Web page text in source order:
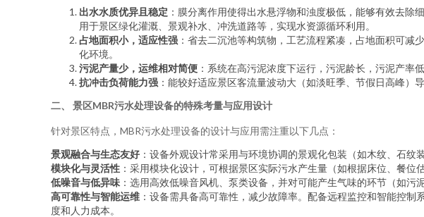
出水水质优异且稳定 ：膜分离作用使得出水悬浮物和浊度极低，能够有效去
用于景区绿化灌溉、景观补水、冲洗道路等，实现水资源循环利用。
占地面积小，适应性强 ：省去二沉池等构筑物，工艺流程紧凑，占地面积可
化环境。
污泥产量少，运维相对简便 ：系统在高污泥浓度下运行，污泥龄长，污泥产率
抗冲击负荷能力强 ：能较好适应景区客流量波动大（如淡旺季、节假日高峰）
二、 景区MBR污水处理设备的特殊考量与应用设计
针对景区特点，MBR污水处理设备的设计与应用需注重以下几点：
景观融合与生态友好 ：设备外观设计常采用与环境协调的景观化包装（如木纹、石
模块化与灵活性 ：采用模块化设计，可根据景区实际污水产生量（如根据床位、餐位
低噪音与低异味 ：选用高效低噪音风机、泵类设备，并对可能产生气味的环节（如
高可靠性与智能运维 ：设备需具备高可靠性，减少故障率。配备远程监控和智能控
度和人力成本。